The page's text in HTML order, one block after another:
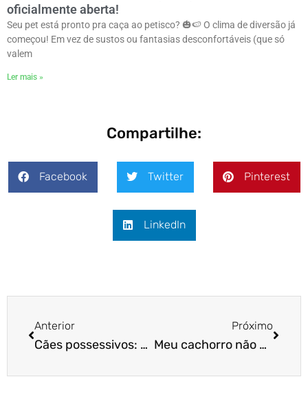
oficialmente aberta!
Seu pet está pronto pra caça ao petisco? 🎃🍉 O clima de diversão já
começou! Em vez de sustos ou fantasias desconfortáveis (que só
valem
Ler mais »
Compartilhe:
Facebook Twitter Pinterest
LinkedIn
Anterior
Cães possessivos: entenda e aprenda a lidar
Próximo
Meu cachorro não gosta de passeio: o que faço?